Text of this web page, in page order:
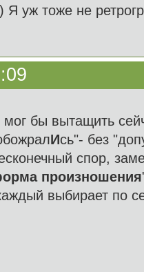
Я уж тоже не
бы вытащить
Ись"- без
спор,
произношения
выбирает по